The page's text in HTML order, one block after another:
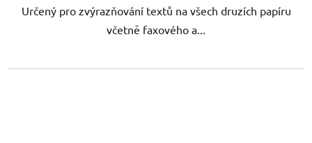
Určený pro zvýrazňování textů na všech druzích papíru
včetně faxového a...